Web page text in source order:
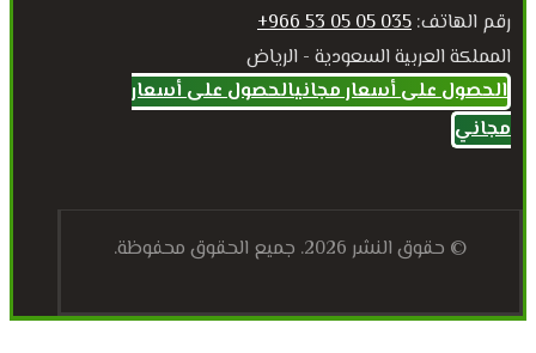
رقم الهاتف: 035 05 05 53 966+
المملكة العربية السعودية - الرياض
الحصول على أسعار مجانيالحصول على أسعار
مجاني
© حقوق النشر 2026. جميع الحقوق محفوظة.